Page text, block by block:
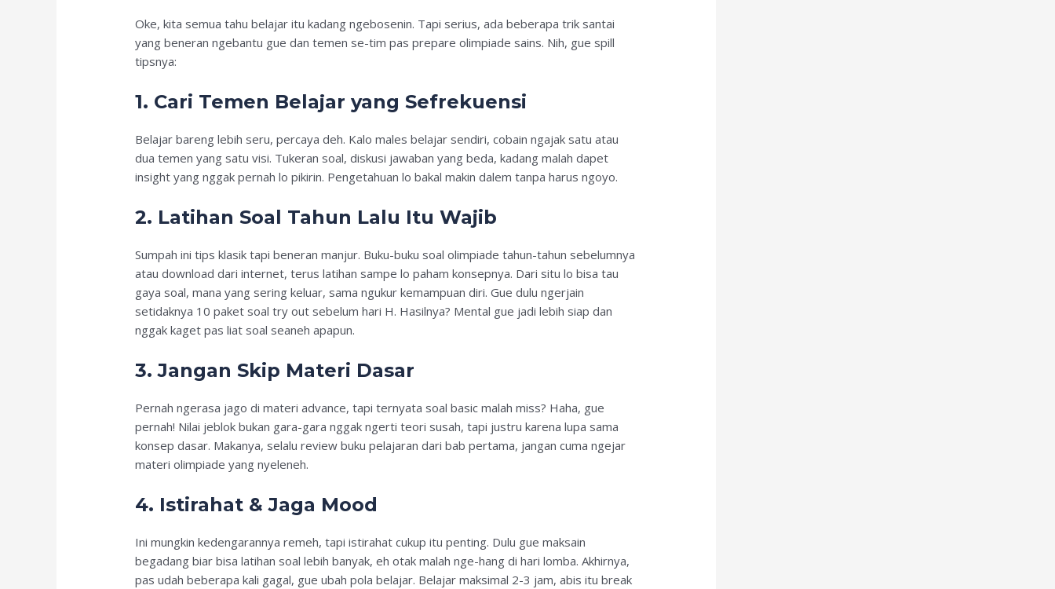
Oke, kita semua tahu belajar itu kadang ngebosenin. Tapi serius, ada beberapa trik santai
yang beneran ngebantu gue dan temen se-tim pas prepare olimpiade sains. Nih, gue spill
tipsnya:
1. Cari Temen Belajar yang Sefrekuensi
Belajar bareng lebih seru, percaya deh. Kalo males belajar sendiri, cobain ngajak satu atau
dua temen yang satu visi. Tukeran soal, diskusi jawaban yang beda, kadang malah dapet
insight yang nggak pernah lo pikirin. Pengetahuan lo bakal makin dalem tanpa harus ngoyo.
2. Latihan Soal Tahun Lalu Itu Wajib
Sumpah ini tips klasik tapi beneran manjur. Buku-buku soal olimpiade tahun-tahun sebelumnya
atau download dari internet, terus latihan sampe lo paham konsepnya. Dari situ lo bisa tau
gaya soal, mana yang sering keluar, sama ngukur kemampuan diri. Gue dulu ngerjain
setidaknya 10 paket soal try out sebelum hari H. Hasilnya? Mental gue jadi lebih siap dan
nggak kaget pas liat soal seaneh apapun.
3. Jangan Skip Materi Dasar
Pernah ngerasa jago di materi advance, tapi ternyata soal basic malah miss? Haha, gue
pernah! Nilai jeblok bukan gara-gara nggak ngerti teori susah, tapi justru karena lupa sama
konsep dasar. Makanya, selalu review buku pelajaran dari bab pertama, jangan cuma ngejar
materi olimpiade yang nyeleneh.
4. Istirahat & Jaga Mood
Ini mungkin kedengarannya remeh, tapi istirahat cukup itu penting. Dulu gue maksain
begadang biar bisa latihan soal lebih banyak, eh otak malah nge-hang di hari lomba. Akhirnya,
pas udah beberapa kali gagal, gue ubah pola belajar. Belajar maksimal 2-3 jam, abis itu break